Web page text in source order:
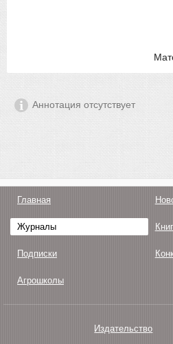
Аннотация отсутствует
Главная
Журналы
Подписки
Агрошколы
Издательство